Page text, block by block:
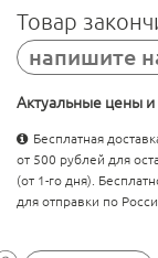
Товар
напишите
Актуальные цены
Бесплатная
от 500 рублей для
(от 1-го дня).
для отправки по